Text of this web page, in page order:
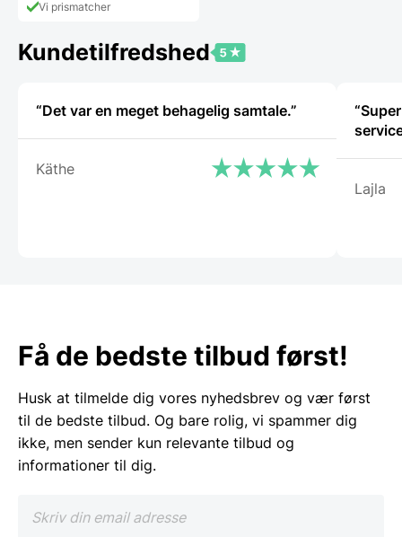
639,95 DKK.
prisVi prismatcher
Kundetilfredshed
“Det var en meget behagelig samtale.”
Käthe
Lajla
Få de bedste tilbud først!
Husk at tilmelde dig vores nyhedsbrev og vær først
til de bedste tilbud. Og bare rolig, vi spammer dig
ikke, men sender kun relevante tilbud og
informationer til dig.